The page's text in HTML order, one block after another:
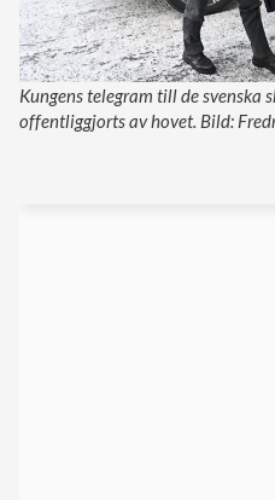
Kungens telegram till de svenska
offentliggjorts av hovet. Bild: